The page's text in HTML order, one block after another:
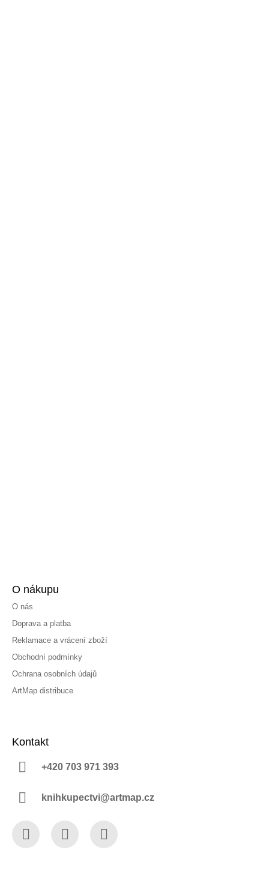
O nákupu
O nás
Doprava a platba
Reklamace a vrácení zboží
Obchodní podmínky
Ochrana osobních údajů
ArtMap distribuce
Kontakt
+420 703 971 393
knihkupectvi@artmap.cz